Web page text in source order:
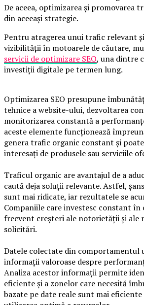
De aceea, optimizarea și promovarea
din aceeași strategie.
Pentru atragerea unui trafic relevant
vizibilității în motoarele de căutare,
servicii de optimizare SEO, una dintre
investiții digitale pe termen lung.
Optimizarea SEO presupune
tehnice a website-ului, dezvoltarea
monitorizarea constantă a
aceste elemente funcționează
genera trafic organic constant și
interesați de produsele sau serviciile
Traficul organic are avantajul de a
caută deja soluții relevante. Astfel,
sunt mai ridicate, iar rezultatele se
Companiile care investesc constant în
frecvent creșteri ale notorietății și ale
solicitări.
Datele colectate din
informații valoroase despre
Analiza acestor informații permite
eficiente și a zonelor care necesită
bazate pe date reale sunt mai